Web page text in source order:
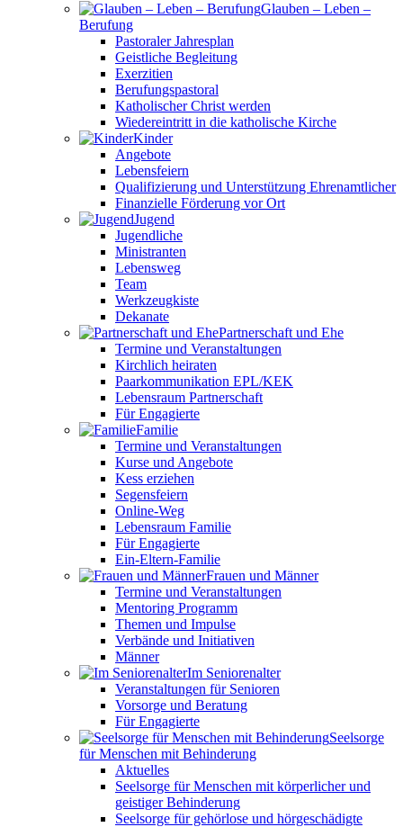
Glauben – Leben –
Berufung
Pastoraler Jahresplan
Geistliche Begleitung
Exerzitien
Berufungspastoral
Katholischer Christ werden
Wiedereintritt in die katholische Kirche
Kinder
Angebote
Lebensfeiern
Qualifizierung und Unterstützung Ehrenamtlicher
Finanzielle Förderung vor Ort
Jugend
Jugendliche
Ministranten
Lebensweg
Team
Werkzeugkiste
Dekanate
Partnerschaft und Ehe
Termine und Veranstaltungen
Kirchlich heiraten
Paarkommunikation EPL/KEK
Lebensraum Partnerschaft
Für Engagierte
Familie
Termine und Veranstaltungen
Kurse und Angebote
Kess erziehen
Segensfeiern
Online-Weg
Lebensraum Familie
Für Engagierte
Ein-Eltern-Familie
Frauen und Männer
Termine und Veranstaltungen
Mentoring Programm
Themen und Impulse
Verbände und Initiativen
Männer
Im Seniorenalter
Veranstaltungen für Senioren
Vorsorge und Beratung
Für Engagierte
Seelsorge
für Menschen mit Behinderung
Aktuelles
Seelsorge für Menschen mit körperlicher und
geistiger Behinderung
Seelsorge für gehörlose und hörgeschädigte